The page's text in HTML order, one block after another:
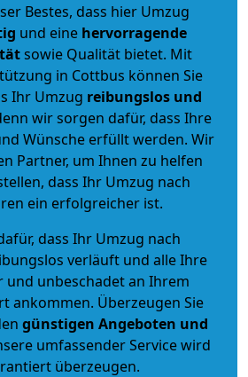
Bestes, dass hier Umzug
und eine hervorragende
sowie Qualität bietet. Mit
in Cottbus können Sie
Ihr Umzug reibungslos und
wir sorgen dafür, dass Ihre
Wünsche erfüllt werden. Wir
Partner, um Ihnen zu helfen
dass Ihr Umzug nach
ein erfolgreicher ist.
dass Ihr Umzug nach
verläuft und alle Ihre
und unbeschadet an Ihrem
ankommen. Überzeugen Sie
günstigen Angeboten und
umfassender Service wird
überzeugen.